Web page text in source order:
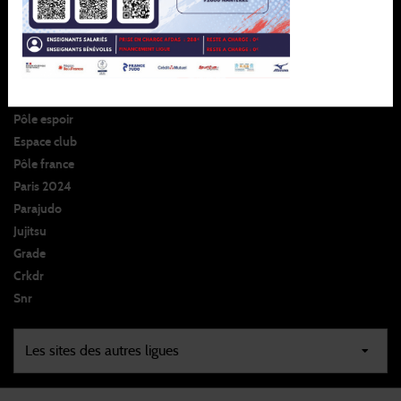
Ligue
Formation
Sportif
Pôle espoir
Espace club
Pôle france
Paris 2024
Parajudo
Jujitsu
Grade
Crkdr
Snr